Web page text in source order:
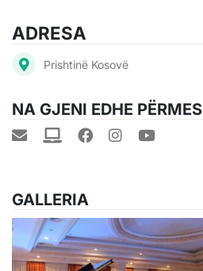
ADRESA
Prishtinë Kosovë
NA GJENI EDHE PËRMES
GALLERIA